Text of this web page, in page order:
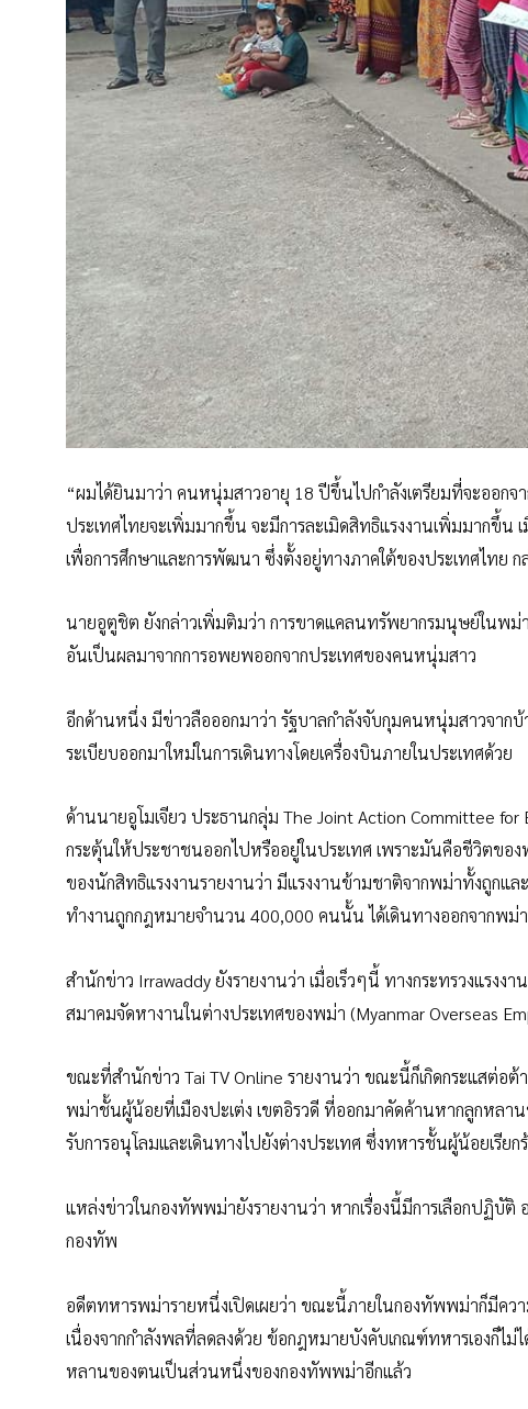
“ผมได้ยินมาว่า คนหนุ่มสาวอายุ 18 ปีขึ้นไปกำลังเตรียมที่จะออกจ
ประเทศไทยจะเพิ่มมากขึ้น จะมีการละเมิดสิทธิแรงงานเพิ่มมาก
เพื่อการศึกษาและการพัฒนา ซึ่งตั้งอยู่ทางภาคใต้ของประเทศไทย ก
นายอูตูชิต ยังกล่าวเพิ่มติมว่า การขาดแคลนทรัพยากรมนุษย์ในพม่า
อันเป็นผลมาจากการอพยพออกจากประเทศของคนหนุ่มสาว
อีกด้านหนึ่ง มีข่าวลือออกมาว่า รัฐบาลกำลังจับกุมคนหนุ่มสาวจาก
ระเบียบออกมาใหม่ในการเดินทางโดยเครื่องบินภายในประเทศด้วย
ด้านนายอูโมเจียว ประธานกลุ่ม The Joint Action Committee
กระตุ้นให้ประชาชนออกไปหรืออยู่ในประเทศ เพราะมันคือชีวิตขอ
ของนักสิทธิแรงงานรายงานว่า มีแรงงานข้ามชาติจากพม่าทั้งถูก
ทำงานถูกกฎหมายจำนวน 400,000 คนนั้น ได้เดินทางออกจากพม่
สำนักข่าว Irrawaddy ยังรายงานว่า เมื่อเร็วๆนี้ ทางกระทรวงแรงง
สมาคมจัดหางานในต่างประเทศของพม่า (Myanmar Overseas
ขณะที่สำนักข่าว Tai TV Online รายงานว่า ขณะนี้ก็เกิดกระแสต่
พม่าชั้นผู้น้อยที่เมืองปะเต่ง เขตอิรวดี ที่ออกมาคัดค้านหากลูกหล
รับการอนุโลมและเดินทางไปยังต่างประเทศ ซึ่งทหารชั้นผู้น้อยเรีย
แหล่งข่าวในกองทัพพม่ายังรายงานว่า หากเรื่องนี้มีการเลือกปฏิบั
กองทัพ
อดีตทหารพม่ารายหนึ่งเปิดเผยว่า ขณะนี้ภายในกองทัพพม่าก็มีคว
เนื่องจากกำลังพลที่ลดลงด้วย ข้อกฎหมายบังคับเกณฑ์ทหารเองก็ไ
หลานของตนเป็นส่วนหนึ่งของกองทัพพม่าอีกแล้ว